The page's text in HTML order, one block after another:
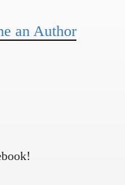
an Author